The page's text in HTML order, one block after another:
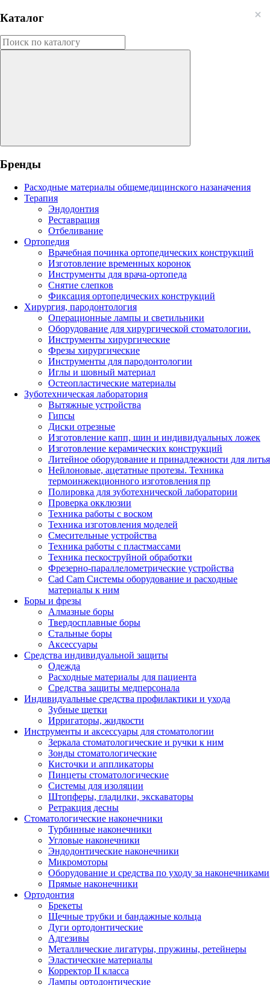
Каталог
Бренды
Расходные материалы общемедицинского назаначения
Терапия
Эндодонтия
Реставрация
Отбеливание
Ортопедия
Врачебная починка ортопедических конструкций
Изготовление временных коронок
Инструменты для врача-ортопеда
Снятие слепков
Фиксация ортопедических конструкций
Хирургия, пародонтология
Операционные лампы и светильники
Оборудование для хирургической стоматологии.
Инструменты хирургические
Фрезы хирургические
Инструменты для пародонтологии
Иглы и шовный материал
Остеопластические материалы
Зуботехническая лаборатория
Вытяжные устройства
Гипсы
Диски отрезные
Изготовление капп, шин и индивидуальных ложек
Изготовление керамических конструкций
Литейное оборудование и принадлежности для литья
Нейлоновые, ацетатные протезы. Техника
термоинжекционного изготовления пр
Полировка для зуботехнической лаборатории
Проверка окклюзии
Техника работы с воском
Техника изготовления моделей
Смесительные устройства
Техника работы с пластмассами
Техника пескоструйной обработки
Фрезерно-параллелометрические устройства
Cad Cam Системы оборудование и расходные
материалы к ним
Боры и фрезы
Алмазные боры
Твердосплавные боры
Стальные боры
Аксессуары
Средства индивидуальной защиты
Одежда
Расходные материалы для пациента
Средства защиты медперсонала
Индивидуальные средства профилактики и ухода
Зубные щетки
Ирригаторы, жидкости
Инструменты и аксессуары для стоматологии
Зеркала стоматологические и ручки к ним
Зонды стоматологические
Кисточки и аппликаторы
Пинцеты стоматологические
Системы для изоляции
Штопферы, гладилки, экскаваторы
Ретракция десны
Стоматологические наконечники
Турбинные наконечники
Угловые наконечники
Эндодонтические наконечники
Микромоторы
Оборудование и средства по уходу за наконечниками
Прямые наконечники
Ортодонтия
Брекеты
Щечные трубки и бандажные кольца
Дуги ортодонтические
Адгезивы
Металлические лигатуры, пружины, ретейнеры
Эластические материалы
Корректор II класса
Лампы ортодонтические